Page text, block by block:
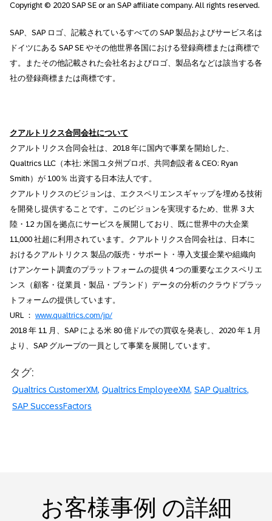
Copyright © 2020 SAP SE or an SAP affiliate company. All rights reserved.
SAP、SAP ロゴ、記載されているすべての SAP 製品およびサービス名は
ドイツにある SAP SE やその他世界各国における登録商標または商標で
す。またその他記載された会社名およびロゴ、製品名などは該当する各
社の登録商標または商標です。
クアルトリクス合同会社について
クアルトリクス合同会社は、2018 年に国内で事業を開始した、
Qualtrics LLC（本社: 米国ユタ州プロボ、共同創設者＆CEO: Ryan
Smith）が 100％ 出資する日本法人です。
クアルトリクスのビジョンは、エクスペリエンスギャップを埋める技術
を開発し提供することです。このビジョンを実現するため、世界 3 大
陸・12 カ国を拠点にサービスを展開しており、既に世界中の大企業
11,000 社超に利用されています。クアルトリクス合同会社は、日本に
おけるクアルトリクス 製品の販売・サポート・導入支援企業や組織向
けアンケート調査のプラットフォームの提供 4 つの重要なエクスペリエ
ンス（顧客・従業員・製品・ブランド）データの分析のクラウドプラッ
トフォームの提供しています。
URL ： www.qualtrics.com/jp/
2018 年 11 月、SAP による米 80 億ドルでの買収を発表し、2020 年 1 月
より、SAP グループの一員として事業を展開しています。
タグ:
Qualtrics CustomerXM Qualtrics EmployeeXM SAP Qualtrics
SAP SuccessFactors
お客様事例 の詳細